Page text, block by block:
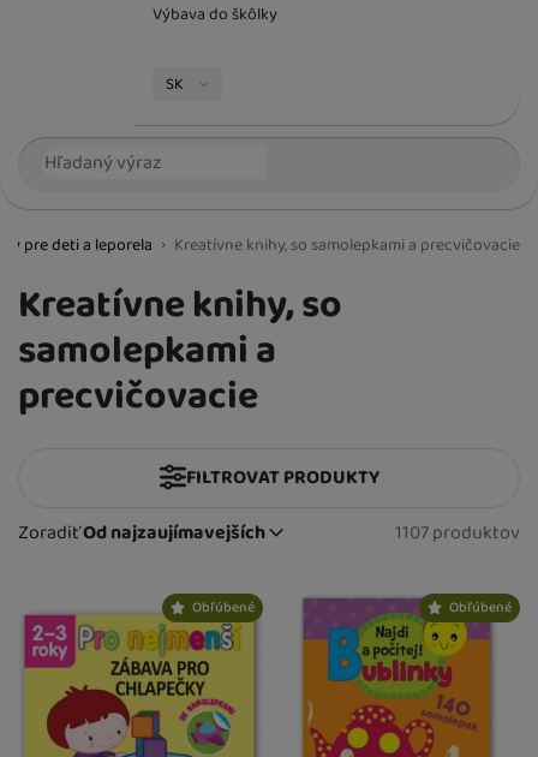
Výbava do škôlky
Jazyková verzia
SK
Vyhľadávanie
pre deti a leporela Kreatívne knihy, so samolepkami a precvičovacie
Kreatívne knihy, so
samolepkami a
precvičovacie
ZoradiťOd najzaujímavejších
Najdrahšie
Najviac zlacnené
Od najpredávanejších
Od najzaujímavejších 1107 produktov
FILTROVAT PRODUKTY
Cena(€)
až
Akim (7)
Albatros (1)
Albi (24)
Betexa (5
Djeco (4)
Pohlavie
pre chlapcov (922
pre dievčatá (937
pre dievčatá i chlapcov - unisex (769)
Vek detí
od narodenia (1)
3 mesiace )
Materiál hračky
Produkty Obľúbené Obľúbené